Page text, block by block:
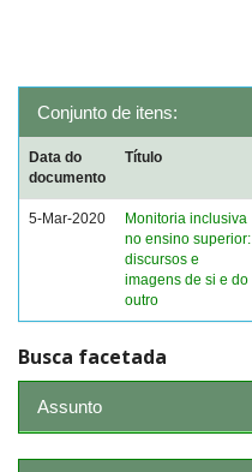
Conjunto de itens:
Data do
documento
Título
5-Mar-2020
Monitoria inclusiva
no ensino superior:
discursos e
imagens de si e do
outro
Busca facetada
Assunto